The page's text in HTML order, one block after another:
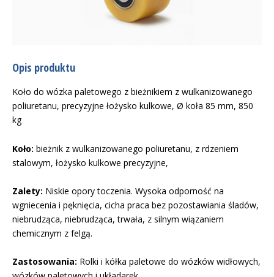
Opis produktu
Koło do wózka paletowego z bieżnikiem z wulkanizowanego
poliuretanu, precyzyjne łożysko kulkowe, Ø koła 85 mm, 850
kg
Koło: bieżnik z wulkanizowanego poliuretanu, z rdzeniem
stalowym, łożysko kulkowe precyzyjne,
Zalety: Niskie opory toczenia. Wysoka odporność na
wgniecenia i pęknięcia, cicha praca bez pozostawiania śladów,
niebrudząca, niebrudząca, trwała, z silnym wiązaniem
chemicznym z felgą.
Zastosowania: Rolki i kółka paletowe do wózków widłowych,